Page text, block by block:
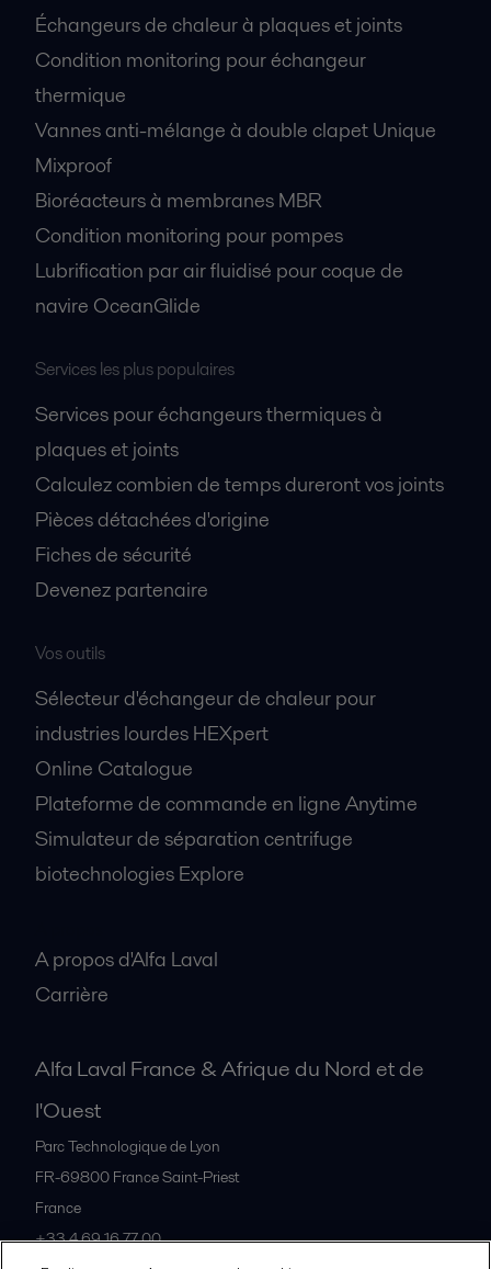
Échangeurs de chaleur à plaques et joints
Condition monitoring pour échangeur
thermique
Vannes anti-mélange à double clapet Unique
Mixproof
Bioréacteurs à membranes MBR
Condition monitoring pour pompes
Lubrification par air fluidisé pour coque de
navire OceanGlide
Services les plus populaires
Services pour échangeurs thermiques à
plaques et joints
Calculez combien de temps dureront vos joints
Pièces détachées d'origine
Fiches de sécurité
Devenez partenaire
Vos outils
Sélecteur d'échangeur de chaleur pour
industries lourdes HEXpert
Online Catalogue
Plateforme de commande en ligne Anytime
Simulateur de séparation centrifuge
biotechnologies Explore
A propos d'Alfa Laval
Carrière
Alfa Laval France & Afrique du Nord et de
l'Ouest
Parc Technologique de Lyon
FR-69800 France Saint-Priest
France
+33 4 69 16 77 00